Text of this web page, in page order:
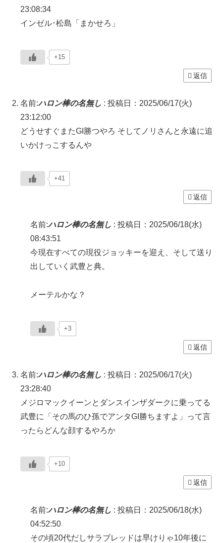
23:08:34
インゼル･松島「まかせろ」
+15
返信
名前:ハロン棒の名無し : 投稿日：2025/06/17(火)
23:12:00
どうせすぐまたGI勝つやろ そしてノリさんと永遠に追
いかけっこするんや
+41
返信
名前:ハロン棒の名無し : 投稿日：2025/06/18(水)
08:43:51
今現在すべての現役ジョッキーを迎え、そして送り
出していく武豊と典。
メーテルかな？
+3
返信
名前:ハロン棒の名無し : 投稿日：2025/06/17(火)
23:28:40
メジロマックイーンとダンスインザダークに乗ってる
武豊に「その馬のひ孫でアンタGI勝ちますよ」って言
ったらどんな顔するやろか
+10
返信
名前:ハロン棒の名無し : 投稿日：2025/06/18(水)
04:52:50
その頃20代だしサラブレッドは早けりゃ10年後に